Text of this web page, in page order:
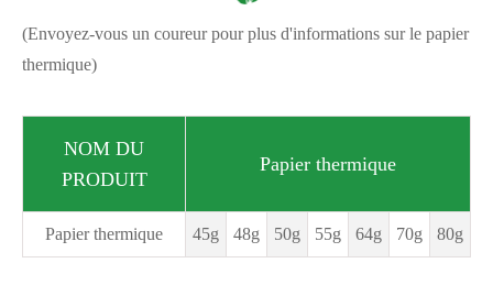
(Envoyez-vous un coureur pour plus d'informations sur le papier
thermique)
NOM DU
PRODUIT
Papier thermique
Papier thermique 45g 48g 50g 55g 64g 70g 80g